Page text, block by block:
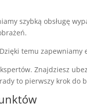
szybką obsługę
temu zapewniamy
Znajdziesz
to pierwszy krok do